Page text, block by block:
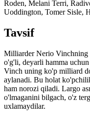
Roden, Melani Terri,
Uoddington, Tomer Sisle,
Tavsif
Milliarder Nerio Vinchning
o'g'li, deyarli hamma
Vinch uning ko'p milliard
aylanadi. Bu holat
ham norozi qiladi. Largo
o'lmaganini bilgach, o'z
uxlamaydilar.